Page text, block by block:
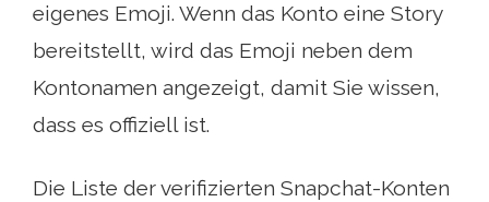
eigenes Emoji. Wenn das Konto eine Story
bereitstellt, wird das Emoji neben dem
Kontonamen angezeigt, damit Sie wissen,
dass es offiziell ist.
Die Liste der verifizierten Snapchat-Konten